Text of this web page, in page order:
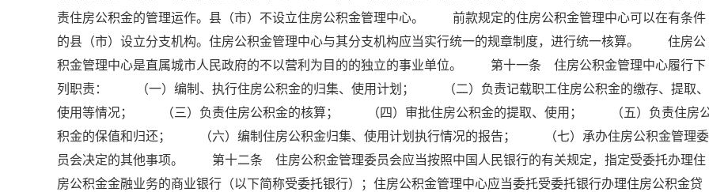
责住房公积金的管理运作。县（市）不设立住房公积金管理中心。 前款规定的住房公积金管理中心可以在有条件
的县（市）设立分支机构。住房公积金管理中心与其分支机构应当实行统一的规章制度，进行统一核算。 住房公
积金管理中心是直属城市人民政府的不以营利为目的的独立的事业单位。 第十一条 住房公积金管理中心履行下
列职责： （一）编制、执行住房公积金的归集、使用计划； （二）负责记载职工住房公积金的缴存、提取、
使用等情况； （三）负责住房公积金的核算； （四）审批住房公积金的提取、使用； （五）负责住房
积金的保值和归还； （六）编制住房公积金归集、使用计划执行情况的报告； （七）承办住房公积金管理委
员会决定的其他事项。 第十二条 住房公积金管理委员会应当按照中国人民银行的有关规定，指定受委托办理住
房公积金金融业务的商业银行（以下简称受委托银行）；住房公积金管理中心应当委托受委托银行办理住房公积金贷